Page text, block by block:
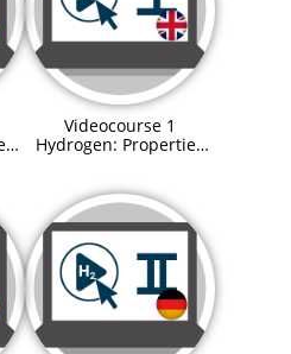
Videocourse 1
Hydrogen: Properties